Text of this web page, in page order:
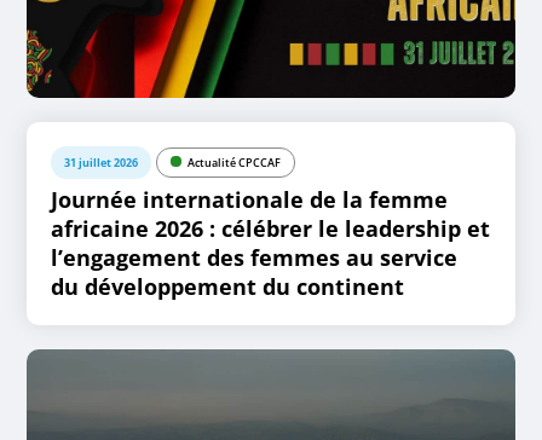
31 juillet 2026 Actualité CPCCAF
Journée internationale de la femme
africaine 2026 : célébrer le leadership et
l’engagement des femmes au service
du développement du continent